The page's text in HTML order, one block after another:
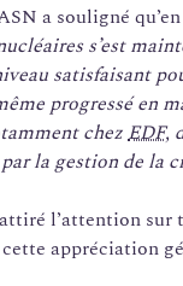
a souligné qu’en
s’est
satisfaisant
progressé en
chezEDF,
la gestion de la
l’attention sur
appréciation